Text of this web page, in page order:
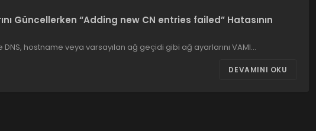
Güncellerken “Adding new CN entries failed” Hatasının
hostname veya varsayılan ağ geçidi gibi ağ ayarlarını VAMI…
DEVAMINI OKU